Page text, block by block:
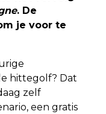
. De
je voor te
hittegolf? Dat
zelf
een gratis